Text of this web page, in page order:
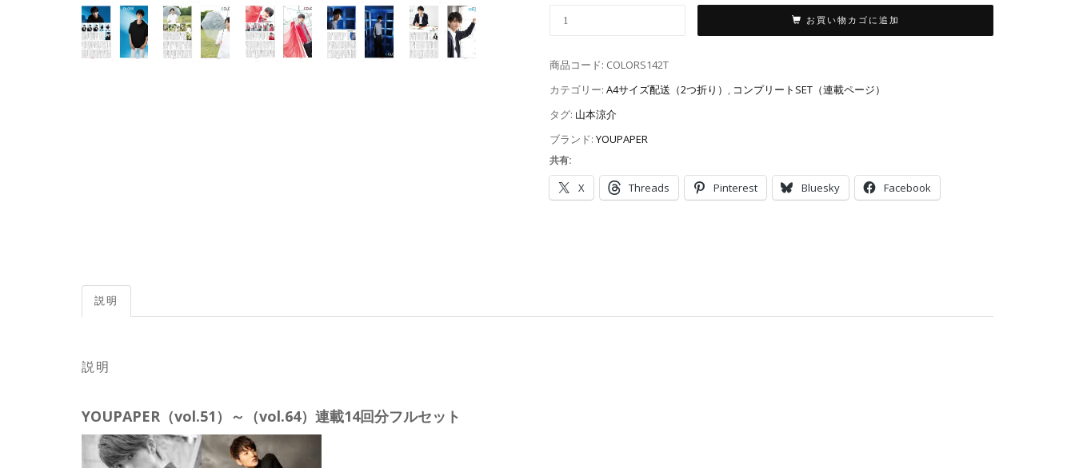
お買い物カゴに追加
商品コード: COLORS142T
カテゴリー: A4サイズ配送（2つ折り） , コンプリートSET（連載ページ）
タグ: 山本涼介
ブランド: YOUPAPER
共有:
X Threads Pinterest Bluesky Facebook
説明
説明
YOUPAPER（vol.51）～（vol.64）連載14回分フルセット